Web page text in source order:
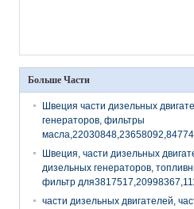
Больше Части
Швеция части дизельных
генераторов, фильтры
Швеция, части дизельных
дизельных генераторов,
фильтр
части дизельных двигателей,